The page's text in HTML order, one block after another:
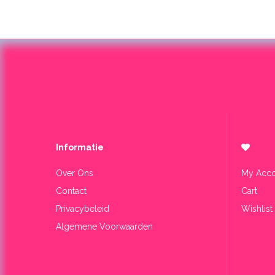
Informa​tie
Over Ons
Contact
Privacybeleid
Algemene Voorwaarden
My
Cart
Wishlist